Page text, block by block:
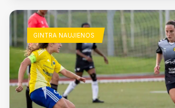
GINTRA NAUJIENOS